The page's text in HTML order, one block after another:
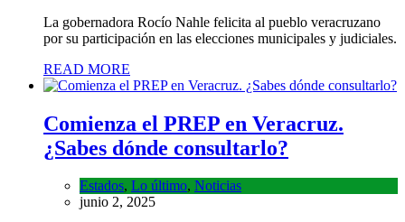
La gobernadora Rocío Nahle felicita al pueblo veracruzano
por su participación en las elecciones municipales y judiciales.
READ MORE
Comienza el PREP en Veracruz.
¿Sabes dónde consultarlo?
Estados, Lo último, Noticias
junio 2, 2025